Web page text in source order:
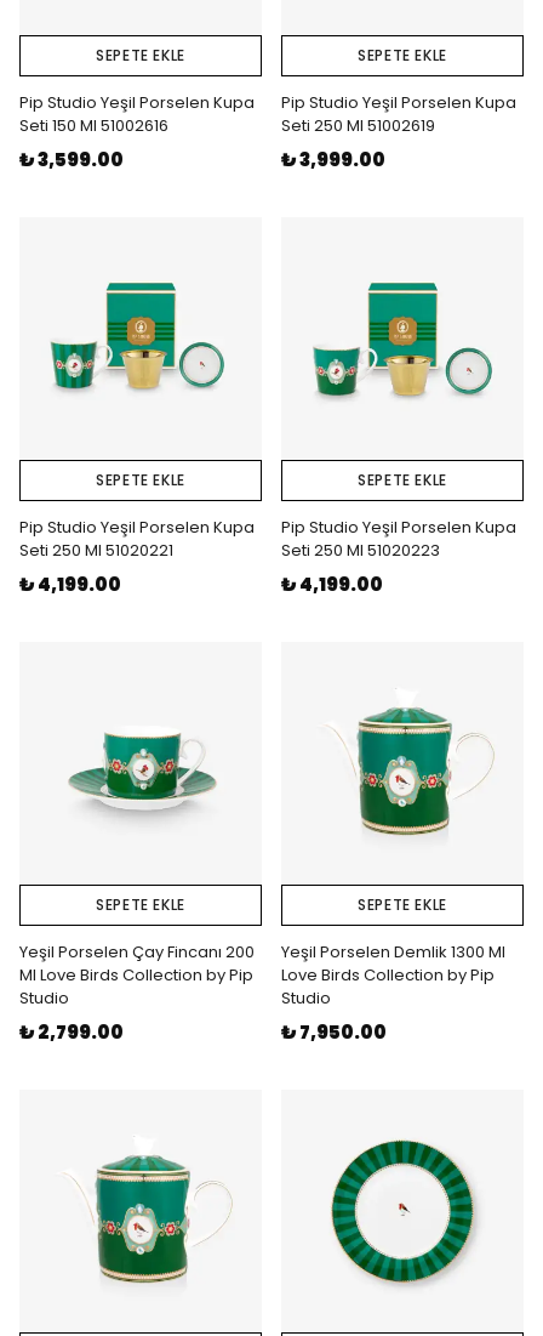
SEPETE EKLE
Pip Studio Yeşil Porselen Kupa
Seti 150 Ml 51002616
₺ 3,599.00
SEPETE EKLE
Pip Studio Yeşil Porselen Kupa
Seti 250 Ml 51002619
₺ 3,999.00
SEPETE EKLE
Pip Studio Yeşil Porselen Kupa
Seti 250 Ml 51020221
₺ 4,199.00
SEPETE EKLE
Pip Studio Yeşil Porselen Kupa
Seti 250 Ml 51020223
₺ 4,199.00
SEPETE EKLE
Yeşil Porselen Çay Fincanı 200
Ml Love Birds Collection by Pip
Studio
₺ 2,799.00
SEPETE EKLE
Yeşil Porselen Demlik 1300 Ml
Love Birds Collection by Pip
Studio
₺ 7,950.00